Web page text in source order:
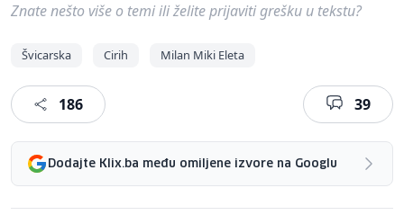
Znate nešto više o temi ili želite prijaviti grešku u tekstu?
Švicarska Cirih Milan Miki Eleta
186 39
Dodajte Klix.ba među omiljene izvore na Googlu